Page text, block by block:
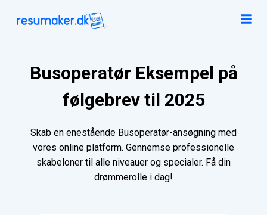
Busoperatør Eksempel på
følgebrev til 2025
Skab en enestående Busoperatør-ansøgning med
vores online platform. Gennemse professionelle
skabeloner til alle niveauer og specialer. Få din
drømmerolle i dag!